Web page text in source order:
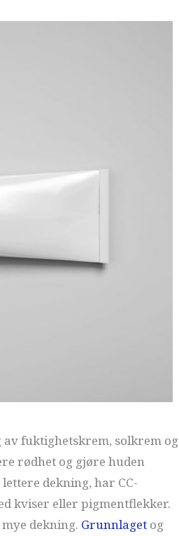
fuktighetskrem, solkrem og
rødhet og gjøre huden
dekning, har CC-
kviser eller pigmentflekker.
dekning. Grunnlaget og